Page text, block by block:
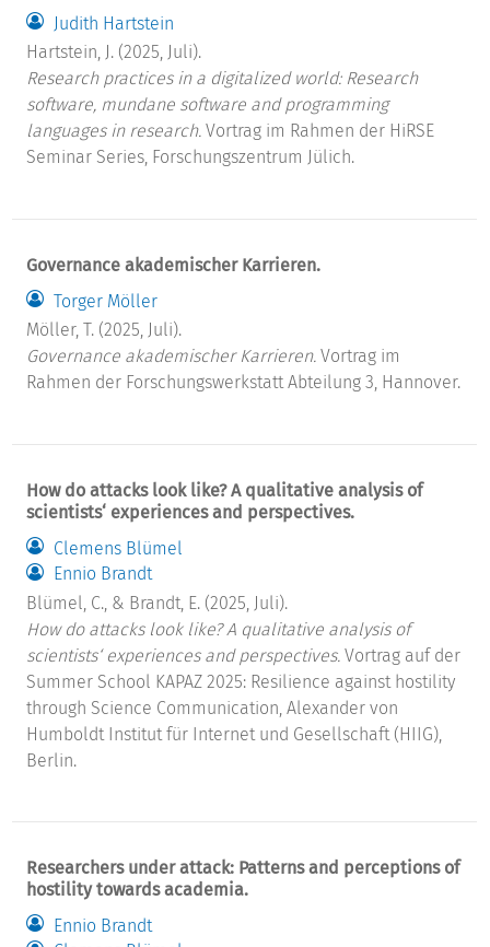
Judith Hartstein
Hartstein, J. (2025, Juli).
Research practices in a digitalized world: Research
software, mundane software and programming
languages in research. Vortrag im Rahmen der HiRSE
Seminar Series, Forschungszentrum Jülich.
Governance akademischer Karrieren.
Torger Möller
Möller, T. (2025, Juli).
Governance akademischer Karrieren. Vortrag im
Rahmen der Forschungswerkstatt Abteilung 3, Hannover.
How do attacks look like? A qualitative analysis of
scientists‘ experiences and perspectives.
Clemens Blümel
Ennio Brandt
Blümel, C., & Brandt, E. (2025, Juli).
How do attacks look like? A qualitative analysis of
scientists‘ experiences and perspectives. Vortrag auf der
Summer School KAPAZ 2025: Resilience against hostility
through Science Communication, Alexander von
Humboldt Institut für Internet und Gesellschaft (HIIG),
Berlin.
Researchers under attack: Patterns and perceptions of
hostility towards academia.
Ennio Brandt